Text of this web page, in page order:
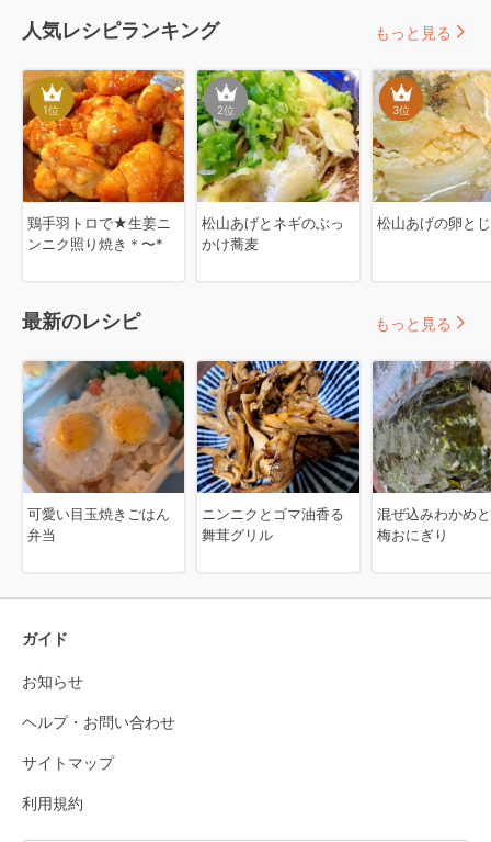
人気レシピランキング
1位
鶏手羽トロで★生姜ニ
ンニク照り焼き＊〜*
2位
松山あげとネギのぶっ
かけ蕎麦
3位
松山あげの卵とじ
もっと見る
最新のレシピ
可愛い目玉焼きごはん
弁当
ニンニクとゴマ油香る
舞茸グリル
混ぜ込みわかめ
梅おにぎり
もっと見る
ガイド
お知らせ
ヘルプ・お問い合わせ
サイトマップ
利用規約